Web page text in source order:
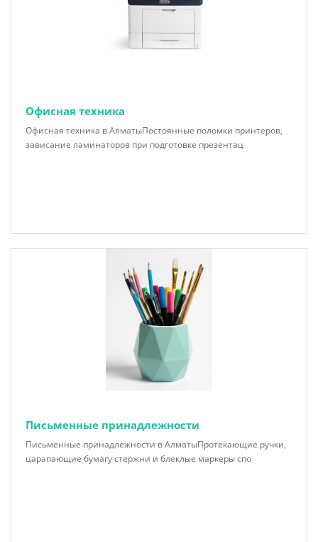
Офисная техника
Офисная техника в АлматыПостоянные поломки принтеров,
зависание ламинаторов при подготовке презентац
Письменные принадлежности
Письменные принадлежности в АлматыПротекающие ручки,
царапающие бумагу стержни и блеклые маркеры спо